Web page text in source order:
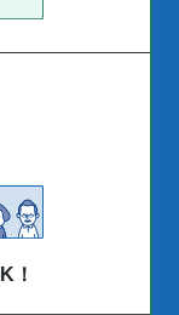
！